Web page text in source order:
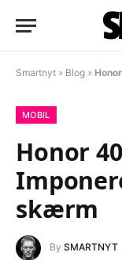
Smartnyt » Blog » Honor
MOBIL
Honor
skærm
By SMARTNYT